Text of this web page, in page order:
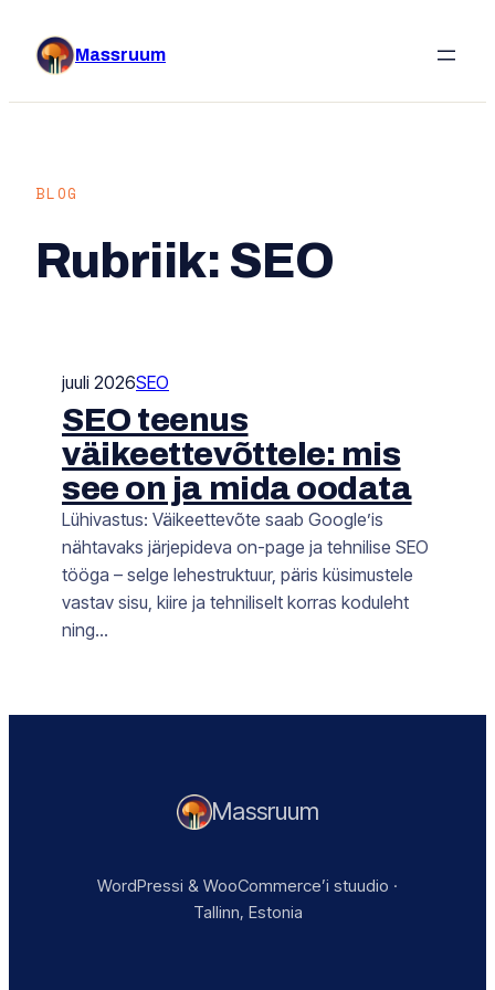
sisu
juurde
Massruum
BLOG
Rubriik: SEO
juuli 2026SEO
SEO teenus
väikeettevõttele: mis
see on ja mida oodata
Lühivastus: Väikeettevõte saab Google’is
nähtavaks järjepideva on-page ja tehnilise SEO
tööga – selge lehestruktuur, päris küsimustele
vastav sisu, kiire ja tehniliselt korras koduleht
ning…
Massruum
WordPressi & WooCommerce’i stuudio ·
Tallinn, Estonia